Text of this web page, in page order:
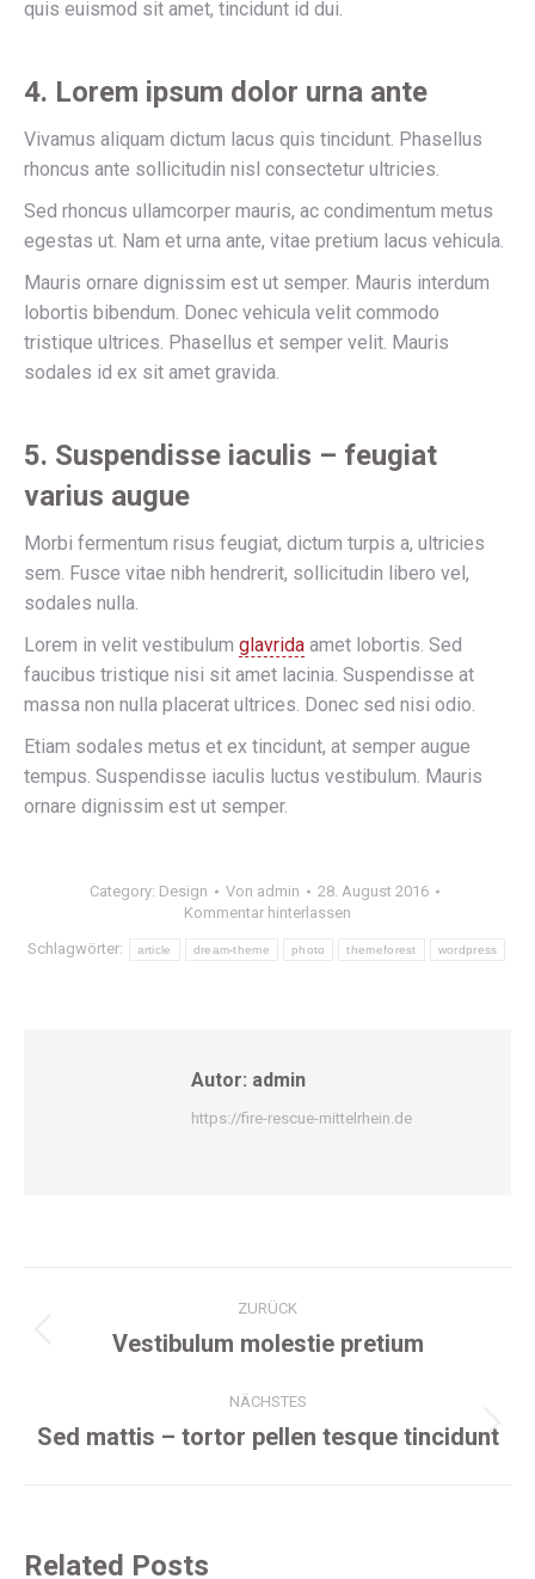
quis euismod sit amet, tincidunt id dui.
4. Lorem ipsum dolor urna ante
Vivamus aliquam dictum lacus quis tincidunt. Phasellus
rhoncus ante sollicitudin nisl consectetur ultricies.
Sed rhoncus ullamcorper mauris, ac condimentum metus
egestas ut. Nam et urna ante, vitae pretium lacus vehicula.
Mauris ornare dignissim est ut semper. Mauris interdum
lobortis bibendum. Donec vehicula velit commodo
tristique ultrices. Phasellus et semper velit. Mauris
sodales id ex sit amet gravida.
5. Suspendisse iaculis – feugiat
varius augue
Morbi fermentum risus feugiat, dictum turpis a, ultricies
sem. Fusce vitae nibh hendrerit, sollicitudin libero vel,
sodales nulla.
Lorem in velit vestibulum glavrida amet lobortis. Sed
faucibus tristique nisi sit amet lacinia. Suspendisse at
massa non nulla placerat ultrices. Donec sed nisi odio.
Etiam sodales metus et ex tincidunt, at semper augue
tempus. Suspendisse iaculis luctus vestibulum. Mauris
ornare dignissim est ut semper.
Category: Design Von admin
28. August 2016
Kommentar hinterlassen
Schlagwörter: article dream-theme photo themeforest wordpress
Autor: admin
https://fire-rescue-mittelrhein.de
Kommentarnavigation
ZURÜCK
Vorheriger
Vestibulum molestie pretium
NÄCHSTES
Nächster
Sed mattis – tortor pellen tesque tincidunt
Related Posts